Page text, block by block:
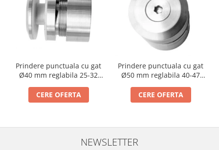
Prindere punctuala cu gat
Ø40 mm reglabila 25-32
CERE OFERTA
Prindere punctuala cu gat
Ø50 mm reglabila 40-47
CERE OFERTA
NEWSLETTER